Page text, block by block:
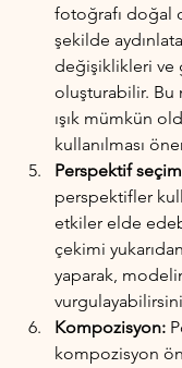
fotoğrafı doğal
şekilde
değişiklikleri ve
oluşturabilir. Bu
ışık mümkün
kullanılması
Perspektif
perspektifler
etkiler elde
çekimi
yaparak,
Kompozisyon:
kompozisyon